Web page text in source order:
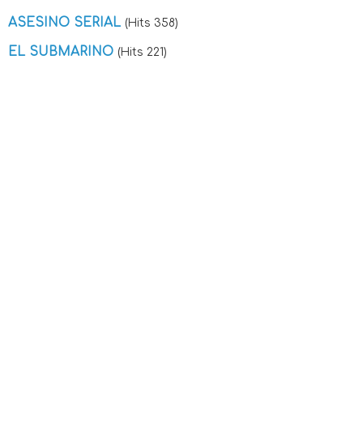
ASESINO SERIAL (Hits 358)
EL SUBMARINO (Hits 221)